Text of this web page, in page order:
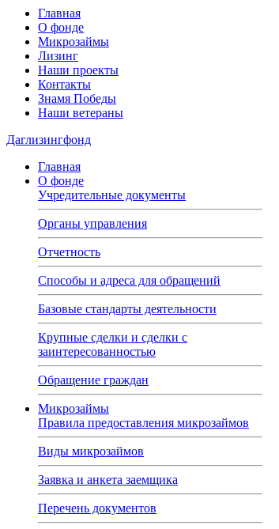
Главная
О фонде
Микрозаймы
Лизинг
Наши проекты
Контакты
Знамя Победы
Наши ветераны
Даглизингфонд
Главная
О фонде
Учредительные документы
Органы управления
Отчетность
Способы и адреса для обращений
Базовые стандарты деятельности
Крупные сделки и сделки с
заинтересованностью
Обращение граждан
Микрозаймы
Правила предоставления микрозаймов
Виды микрозаймов
Заявка и анкета заемщика
Перечень документов